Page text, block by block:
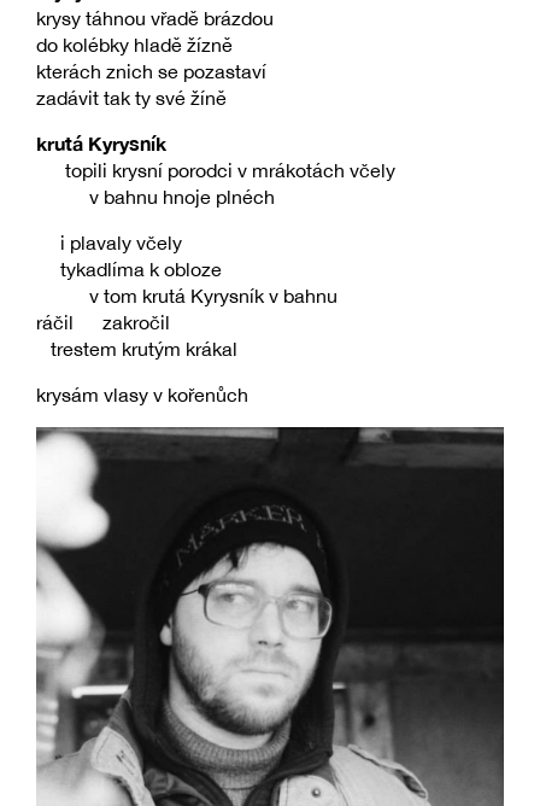
krysy táhnou vřadě brázdou
do kolébky hladě žízně
kterách znich se pozastaví
zadávit tak ty své žíně
krutá Kyrysník
topili krysní porodci v mrákotách včely
v bahnu hnoje plnéch
i plavaly včely
tykadlíma k obloze
v tom krutá Kyrysník v bahnu
ráčil zakročil
trestem krutým krákal
krysám vlasy v kořenůch